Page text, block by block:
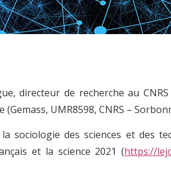
directeur de recherche au
UMR8598, CNRS –
sociologie des sciences et des
et la science 2021 (https://